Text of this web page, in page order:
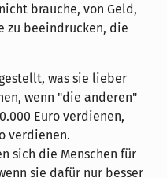
brauche, von Geld,
zu beeindrucken, die
was sie lieber
wenn "die anderen"
Euro verdienen,
verdienen.
sich die Menschen für
sie dafür nur besser